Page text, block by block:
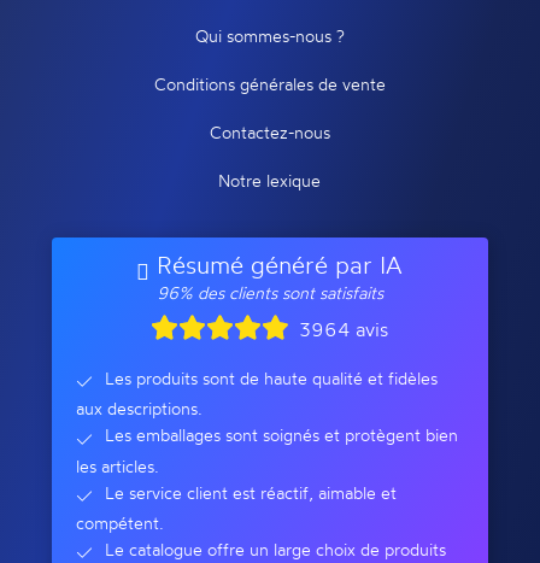
Qui sommes-nous ?
Conditions générales de vente
Contactez-nous
Notre lexique
Résumé généré par IA
96% des clients sont satisfaits
3964 avis
Les produits sont de haute qualité et fidèles
aux descriptions.
Les emballages sont soignés et protègent bien
les articles.
Le service client est réactif, aimable et
compétent.
Le catalogue offre un large choix de produits